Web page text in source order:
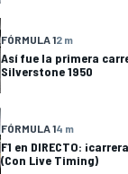
FÓRMULA 12 m
Así fue la primera
Silverstone 1950
FÓRMULA 14 m
F1 en DIRECTO:
(Con Live Timing)